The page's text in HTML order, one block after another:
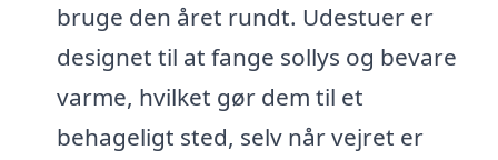
bruge den året rundt. Udestuer er
designet til at fange sollys og bevare
varme, hvilket gør dem til et
behageligt sted, selv når vejret er